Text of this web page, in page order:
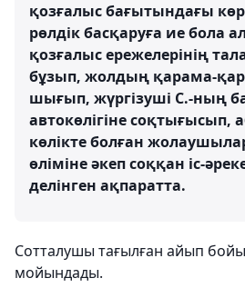
қозғалыс бағытындағы
рөлдік басқаруға ие бола
қозғалыс ережелерінің
бұзып, жолдың қарама-
шығып, жүргізуші С.-ның
автокөлігіне соқтығысып,
көлікте болған
өліміне әкеп соққан іс-
делінген ақпаратта.
Сотталушы тағылған айып
мойындады.